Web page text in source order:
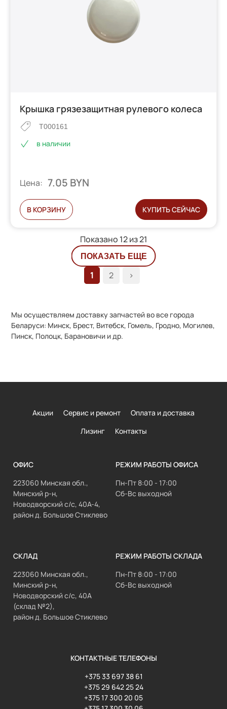
Крышка грязезащитная рулевого колеса
T000161
в наличии
Цена: 7.05 BYN
В КОРЗИНУ КУПИТЬ СЕЙЧАС
Показано 12 из21
ПОКАЗАТЬ ЕЩЕ
1 2 >
Мы осуществляем доставку запчастей во все города
Беларуси: Минск, Брест, Витебск, Гомель, Гродно, Могилев,
Пинск, Полоцк, Барановичи и др.
Акции Сервис и ремонт
Оплата и доставка
Лизинг
Контакты
ОФИС
223060 Минская обл.,
Минский р-н,
Новодворский с/с, 40А-4,
район д. Большое Стиклево
РЕЖИМ РАБОТЫ ОФИСА
Пн-Пт 8:00 - 17:00
Сб-Вс выходной
СКЛАД
223060 Минская обл.,
Минский р-н,
Новодворский с/с, 40А
(склад №2),
район д. Большое Стиклево
РЕЖИМ РАБОТЫ СКЛАДА
Пн-Пт 8:00 - 17:00
Сб-Вс выходной
КОНТАКТНЫЕ ТЕЛЕФОНЫ
+375 33 697 38 61
+375 29 642 25 24
+375 17 300 20 05